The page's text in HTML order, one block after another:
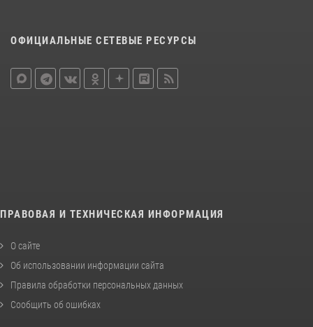
ОФИЦИАЛЬНЫЕ СЕТЕВЫЕ РЕСУРСЫ
ПРАВОВАЯ И ТЕХНИЧЕСКАЯ ИНФОРМАЦИЯ
О сайте
Об использовании информации сайта
Правила обработки персональных данных
Сообщить об ошибках